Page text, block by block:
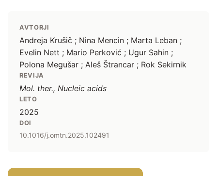
AVTORJI
Andreja Krušič ; Nina Mencin ; Marta Leban ;
Evelin Nett ; Mario Perković ; Ugur Sahin ;
Polona Megušar ; Aleš Štrancar ; Rok Sekirnik
REVIJA
Mol. ther., Nucleic acids
LETO
2025
DOI
10.1016/j.omtn.2025.102491